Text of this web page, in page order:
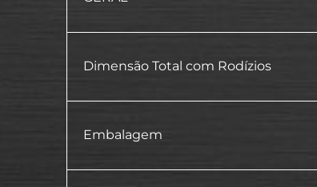
Dimensão Total com Rodízios
Embalagem